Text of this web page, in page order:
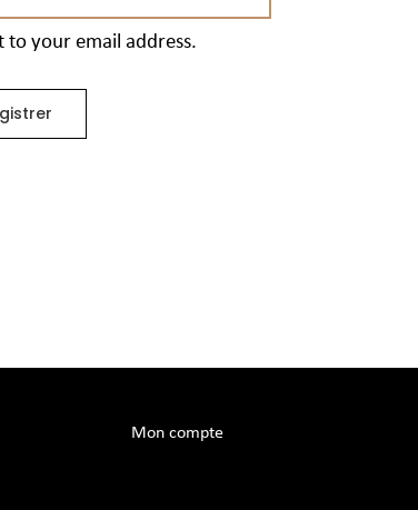
to your email address.
Mon compte